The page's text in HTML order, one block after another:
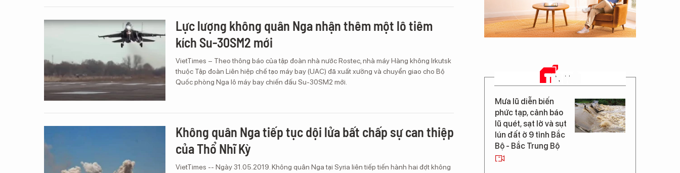
Lực lượng không quân Nga nhận thêm một lô tiêm
kích Su-30SM2 mới
VietTimes – Theo thông báo của tập đoàn nhà nước Rostec, nhà máy Hàng không Irkutsk
thuộc Tập đoàn Liên hiệp chế tạo máy bay (UAC) đã xuất xưởng và chuyển giao cho Bộ
Quốc phòng Nga lô máy bay chiến đấu Su-30SM2 mới.
Không quân Nga tiếp tục dội lửa bất chấp sự can thiệp
của Thổ Nhĩ Kỳ
VietTimes -- Ngày 31.05.2019. Không quân Nga tại Syria liên tiếp tiến hành hai đợt không
TIN MỚI
Mưa lũ diễn biến
phức tạp, cảnh báo
lũ quét, sạt lở và sụt
lún đất ở 9 tỉnh Bắc
Bộ - Bắc Trung Bộ